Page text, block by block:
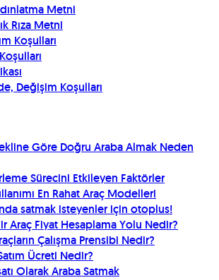
Metni
Rıza Metni
Koşulları
Değişim Koşulları
Göre Doğru Araba Almak Neden
Sürecini Etkileyen Faktörler
En Rahat Araç Modelleri
satmak isteyenler için otoplus!
Araç Fiyat Hesaplama Yolu Nedir?
Çalışma Prensibi Nedir?
Ücreti Nedir?
Olarak Araba Satmak